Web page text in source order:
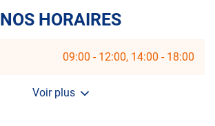
NOS HORAIRES
09:00 - 12:00 14:00 - 18:00
Voir plus
et